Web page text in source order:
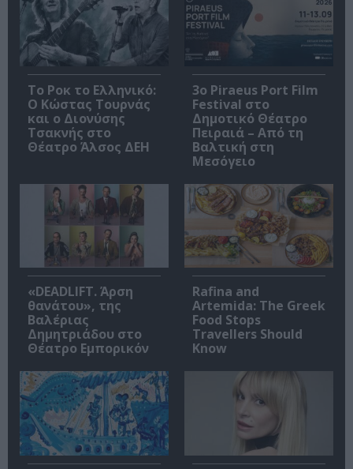
Το Ροκ το Ελληνικό:
Ο Κώστας Τουρνάς
και ο Διονύσης
Τσακνής στο
Θέατρο Άλσος ΔΕΗ
3o Piraeus Port Film
Festival στο
Δημοτικό Θέατρο
Πειραιά – Από τη
Βαλτική στη
Μεσόγειο
«DEADLIFT. Άρση
θανάτου», της
Βαλέριας
Δημητριάδου στο
Θέατρο Εμπορικόν
Rafina and
Artemida: The Greek
Food Stops
Travellers Should
Know